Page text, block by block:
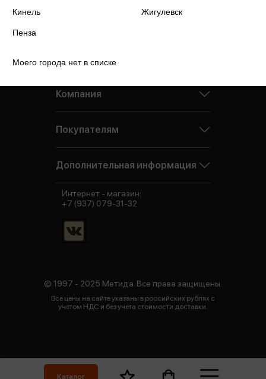
Каталог
Кинель Жигулевск
Пенза
Моего города нет в списке
Компания
Покупателям
Дополнительная информация
© 1997 - 2025 Метида. Все права защищены.
Все цены на сайте указаны в российских рублях с
учетом НДС и без учета стоимости доставки.
Интернет - магазин:
+7 (937) 079-31-32